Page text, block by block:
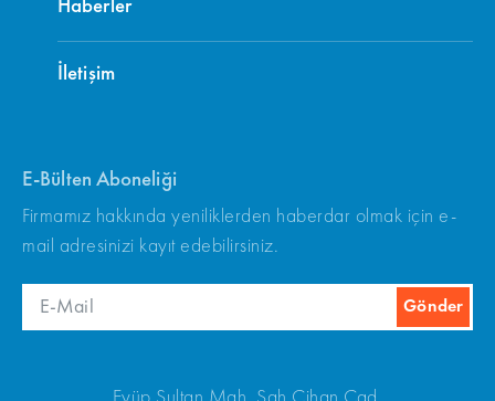
Haberler
İletişim
E-Bülten Aboneliği
Firmamız hakkında yeniliklerden haberdar olmak için e-
mail adresinizi kayıt edebilirsiniz.